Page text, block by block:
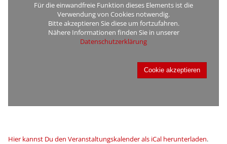
Für die einwandfreie Funktion dieses Elements ist die
Verwendung von Cookies notwendig.
Bitte akzeptieren Sie diese um fortzufahren.
Nähere Informationen finden Sie in unserer
Datenschutzerklärung
Cookie akzeptieren
Hier kannst Du den Veranstaltungskalender als iCal herunterladen.